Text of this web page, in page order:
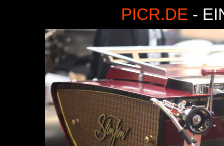
PICR.DE -